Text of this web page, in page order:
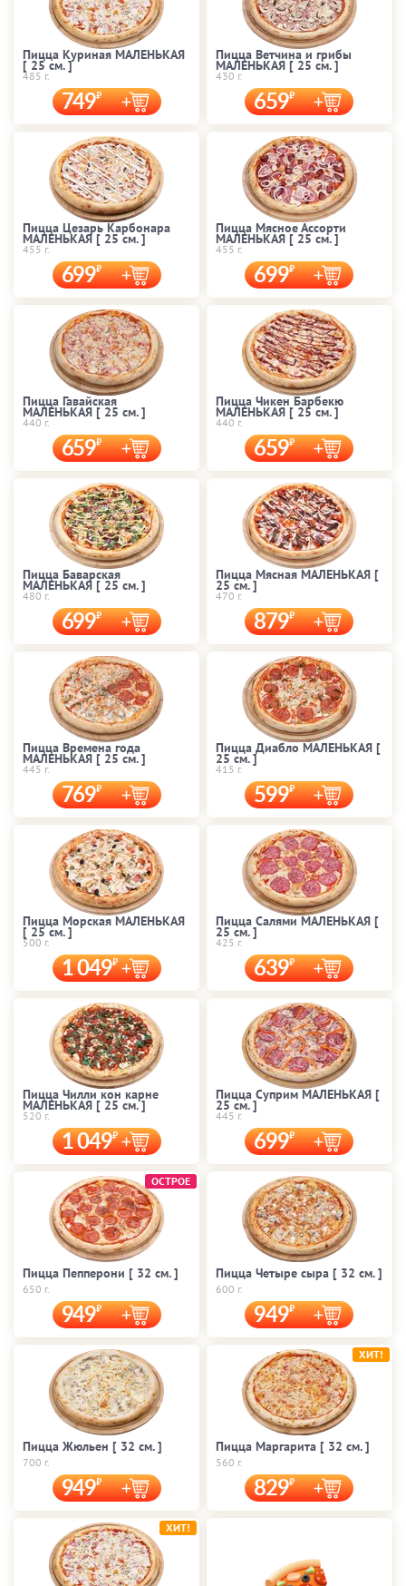
Пицца Куриная МАЛЕНЬКАЯ
[ 25 cм. ]
485 г.
749
Пицца Ветчина и грибы
МАЛЕНЬКАЯ [ 25 cм. ]
430 г.
659
Пицца Цезарь Карбонара
МАЛЕНЬКАЯ [ 25 cм. ]
455 г.
699
Пицца Мясное Ассорти
МАЛЕНЬКАЯ [ 25 cм. ]
455 г.
699
Пицца Гавайская
МАЛЕНЬКАЯ [ 25 cм. ]
440 г.
659
Пицца Чикен Барбекю
МАЛЕНЬКАЯ [ 25 cм. ]
440 г.
659
Пицца Баварская
МАЛЕНЬКАЯ [ 25 cм. ]
480 г.
699
Пицца Мясная МАЛЕНЬКАЯ [
25 cм. ]
470 г.
879
Пицца Времена года
МАЛЕНЬКАЯ [ 25 cм. ]
445 г.
769
Пицца Диабло МАЛЕНЬКАЯ [
25 cм. ]
415 г.
599
Пицца Морская МАЛЕНЬКАЯ
[ 25 cм. ]
500 г.
1 049
Пицца Салями МАЛЕНЬКАЯ [
25 cм. ]
425 г.
639
Пицца Чилли кон карне
МАЛЕНЬКАЯ [ 25 cм. ]
520 г.
1 049
Пицца Суприм МАЛЕНЬКАЯ [
25 cм. ]
445 г.
699
Пицца Пепперони [ 32 cм. ]
650 г.
949
ОСТРОЕ
Пицца Четыре сыра [ 32 cм. ]
600 г.
949
Пицца Жюльен [ 32 cм. ]
700 г.
949
Пицца Маргарита [ 32 cм. ]
560 г.
829
ХИТ!
ХИТ!